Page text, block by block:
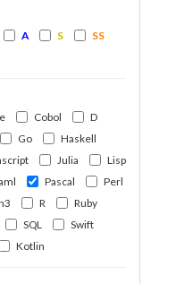
A S
SS
Cobol
D
Go
Haskell
Julia
Lisp
Pascal
Perl
R
Ruby
SQL
Swift
Kotlin